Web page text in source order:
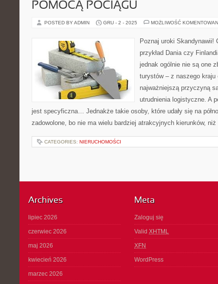
POMOCĄ POCIĄGU
POSTED BY ADMIN GRU - 2 - 2025 MOŻLIWOŚĆ
Poznaj uroki Skandynawii!
przykład Dania czy
jednak ogólnie nie są one
turystów – z naszego
najważniejszą przyczyną
utrudnienia logistyczne. A
jest specyficzna… Jednakże takie osoby, które udały się na
zadowolone, bo nie ma wielu bardziej atrakcyjnych kierunków,
CATEGORIES: NIERUCHOMOŚCI
Archives
lipiec 2026
czerwiec 2026
maj 2026
kwiecień 2026
marzec 2026
Meta
Zaloguj się
Valid XHTML
XFN
WordPress